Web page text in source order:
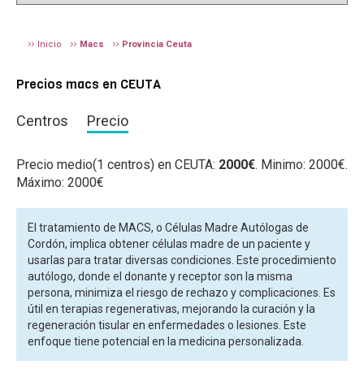
Inicio Macs Provincia Ceuta
Precios macs en CEUTA
Centros Precio
Precio medio(1 centros) en CEUTA: 2000€. Minimo: 2000€.
Máximo: 2000€
El tratamiento de MACS, o Células Madre Autólogas de
Cordón, implica obtener células madre de un paciente y
usarlas para tratar diversas condiciones. Este procedimiento
autólogo, donde el donante y receptor son la misma
persona, minimiza el riesgo de rechazo y complicaciones. Es
útil en terapias regenerativas, mejorando la curación y la
regeneración tisular en enfermedades o lesiones. Este
enfoque tiene potencial en la medicina personalizada.